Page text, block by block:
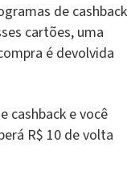
de cashback
cartões, uma
é devolvida
cashback e você
R$ 10 de volta